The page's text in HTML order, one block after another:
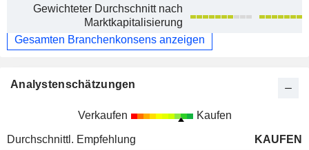
Gewichteter Durchschnitt nach
Marktkapitalisierung
Gesamten Branchenkonsens anzeigen
Analystenschätzungen
Verkaufen Kaufen
Durchschnittl. Empfehlung
KAUFEN